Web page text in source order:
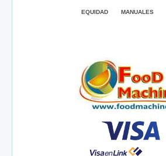
EQUIDAD MANUALES